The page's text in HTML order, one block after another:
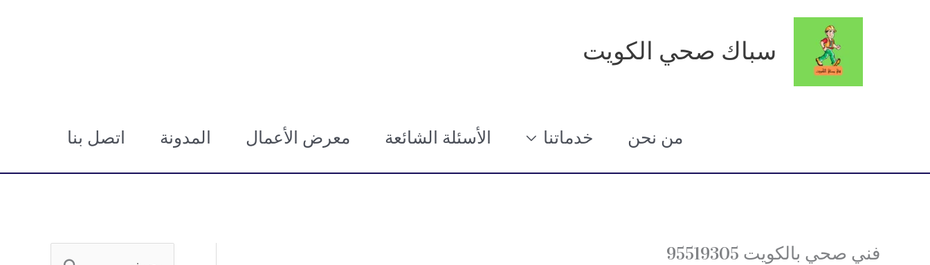
سباك صحي الكويت
من نحن خدماتنا الأسئلة الشائعة معرض الأعمال المدونة اتصل بنا
فني صحي بالكويت 95519305